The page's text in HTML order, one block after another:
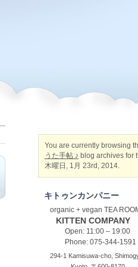
You are currently browsing
うた手帖 ♪ blog archives for
木曜日, 1月 23rd, 2014.
キトゥンカンパニー
organic + vegan TEA
KITTEN COMPANY
Open: 11:00 – 19:00
Phone: 075-344-1591
294-1 Kamisuwa-cho,